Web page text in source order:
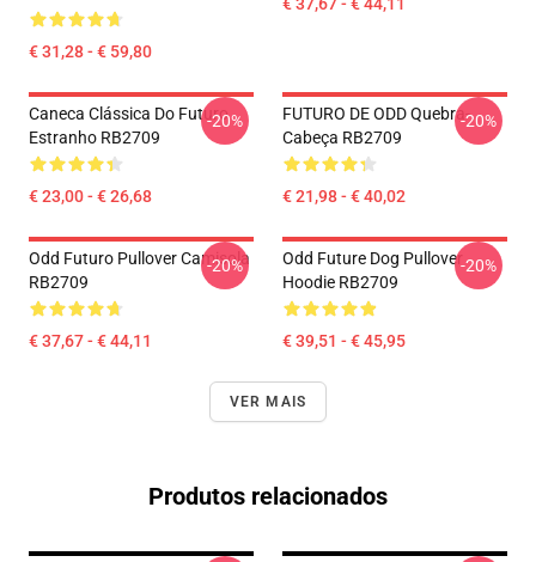
€ 31,28 - € 59,80
Caneca Clássica Do Futuro
Estranho RB2709
€ 23,00 - € 26,68
-20%
FUTURO DE ODD Quebra-
Cabeça RB2709
€ 21,98 - € 40,02
-20%
Odd Futuro Pullover Camisola
RB2709
€ 37,67 - € 44,11
-20%
Odd Future Dog Pullover
Hoodie RB2709
€ 39,51 - € 45,95
-20%
VER MAIS
Produtos relacionados